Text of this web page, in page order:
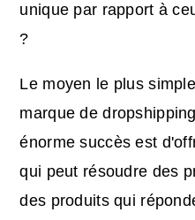
unique par rapport à
?
Le moyen le plus
marque de
énorme succès est
qui peut résoudre des
des produits qui